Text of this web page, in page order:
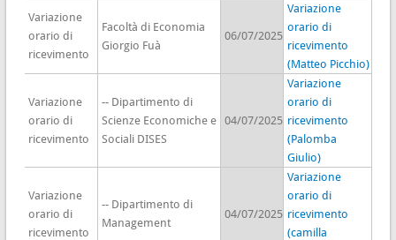
Variazione
orario di
ricevimento
Facoltà di Economia
Giorgio Fuà
06/07/2025
Variazione
orario di
ricevimento
(Matteo Picchio)
Variazione
orario di
ricevimento
-- Dipartimento di
Scienze Economiche e
Sociali DISES
04/07/2025
Variazione
orario di
ricevimento
(Palomba
Giulio)
Variazione
orario di
ricevimento
-- Dipartimento di
Management
04/07/2025
Variazione
orario di
ricevimento
(camilla